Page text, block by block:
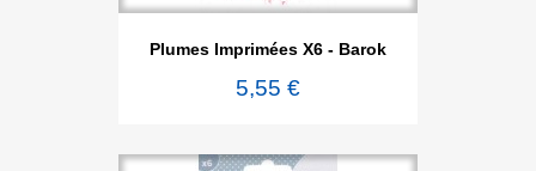
Plumes Imprimées X6 - Barok
5,55 €